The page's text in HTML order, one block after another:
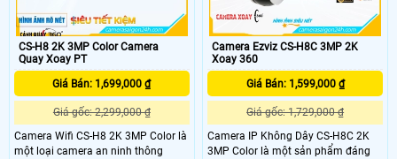
CS-H8 2K 3MP Color Camera
Quay Xoay PT
Giá Bán: 1,699,000 ₫
Giá gốc: 2,299,000 ₫
Camera Wifi CS-H8 2K 3MP Color là
một loại camera an ninh thông
Camera Ezviz CS-H8C 3MP 2K
Xoay 360
Giá Bán: 1,599,000 ₫
Giá gốc: 1,729,000 ₫
Camera IP Không Dây CS-H8C 2K
3MP Color là một sản phẩm đáng